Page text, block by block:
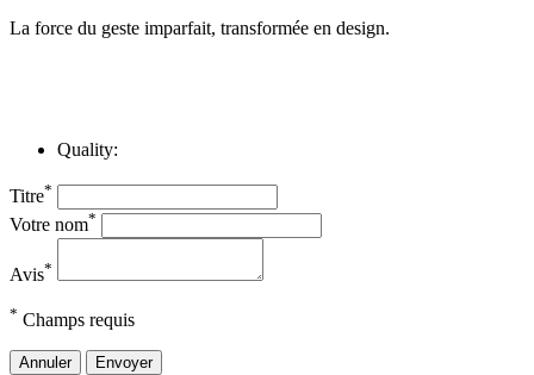
La force du geste imparfait, transformée en design.
Quality:
Titre*
Votre nom*
Avis*
* Champs requis
Annuler Envoyer